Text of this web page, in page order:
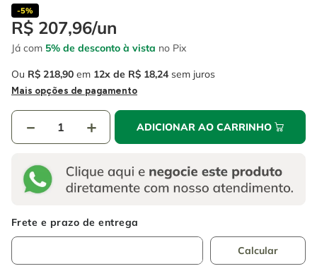
-5%
R$ 207,96/un
Já com 5% de desconto à vista no Pix
Ou R$ 218,90 em 12 R$ 18,24sem juros
Mais opções de pagamento
＋
－ ADICIONAR AO CARRINHO
6 º
7 º serra copo
9º martelete
chave impacto
º esmerilhadeira
serra circular
º serra copo
º disco corte
º martelete
chave impacto